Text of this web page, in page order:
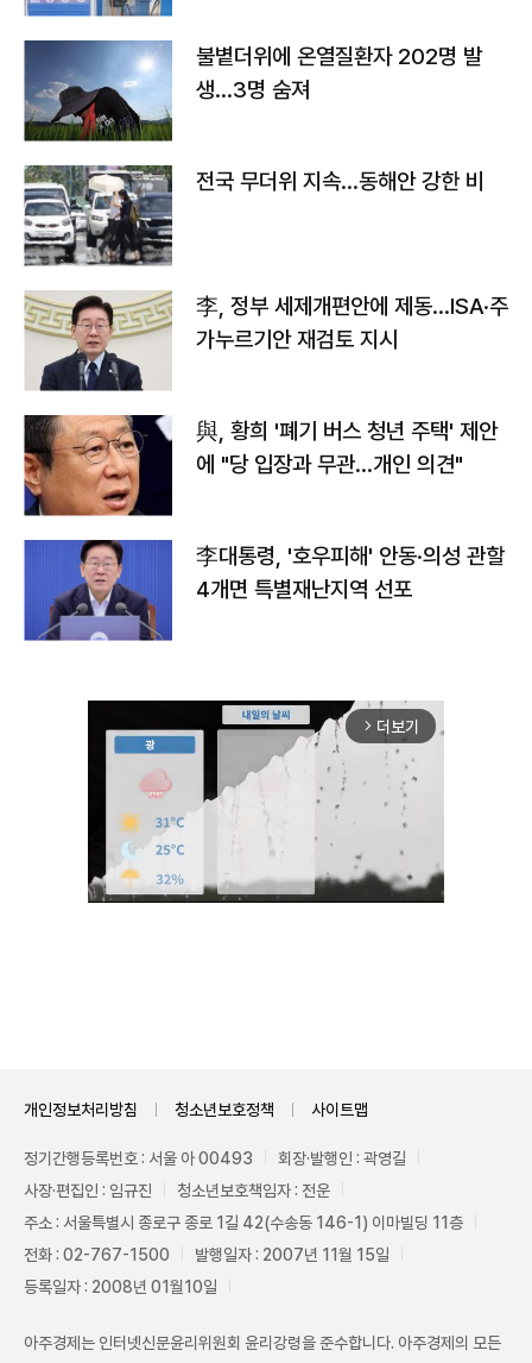
불볕더위에 온열질환자 202명 발
생…3명 숨져
전국 무더위 지속…동해안 강한 비
李, 정부 세제개편안에 제동…ISA·주
가누르기안 재검토 지시
與, 황희 '폐기 버스 청년 주택' 제안
에 "당 입장과 무관…개인 의견"
李대통령, '호우피해' 안동·의성 관할
4개면 특별재난지역 선포
arrow_forward_ios 더보기
개인정보처리방침 청소년보호정책 사이트맵
정기간행등록번호 : 서울 아 00493
회장·발행인 : 곽영길
사장·편집인 : 임규진
청소년보호책임자 : 전운
주소 : 서울특별시 종로구 종로 1길 42(수송동 146-1) 이마빌딩 11층
전화 : 02-767-1500
발행일자 : 2007년 11월 15일
등록일자 : 2008년 01월10일
아주경제는 인터넷신문윤리위원회 윤리강령을 준수합니다. 아주경제의 모든